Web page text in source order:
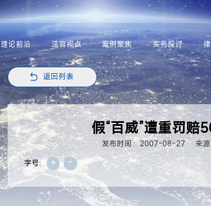
理论前沿 法官视点 案例聚焦 实务探讨
返回列表
假“百威”遭重罚赔
发布时间：2007-08-27 来
字号:
+ -